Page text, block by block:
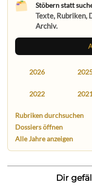
Stöbern statt
Texte, Rubriken,
Archiv.
2026
2022
Rubriken durchsuchen
Dossiers öffnen
Alle Jahre anzeigen
Dir